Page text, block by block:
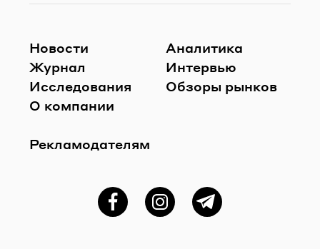
Новости
Журнал
Исследования
О компании
Рекламодателям
Аналитика
Интервью
Обзоры рынков
ФейсбукInstagramTelegram